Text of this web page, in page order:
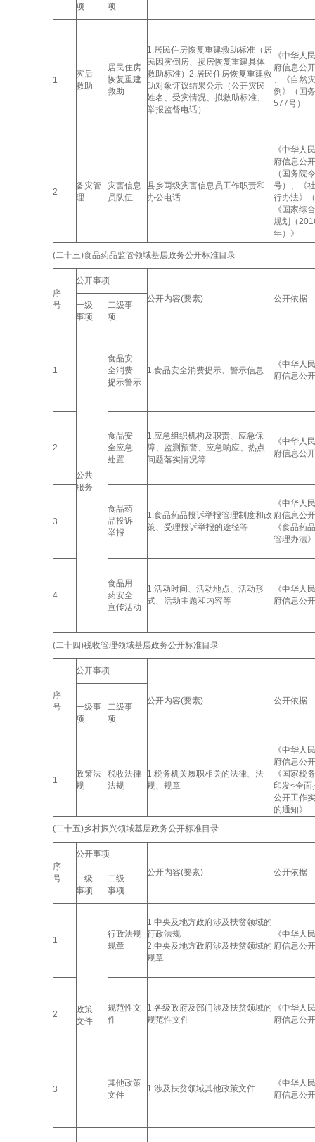
项
项
1
灾后
救助
居民住房
恢复重建
救助
1.居民住房恢复重建救助标准（居
民因灾倒房、损房恢复重建具体
救助标准）2.居民住房恢复重建救
助对象评议结果公示（公开灾民
姓名、受灾情况、拟救助标准、
举报监督电话）
《中华人
府信息公
、《自然
例》（国
577号）
2
备灾管
理
灾害信息
员队伍
县乡两级灾害信息员工作职责和
办公电话
《中华人
府信息公
（国务院
号）、《
行办法》
《国家综
规划（
年）》
(二十三)食品药品监管领域基层政务公开标准目录
序
号
公开事项
公开内容(要素)
公开依据
一级
事项
二级事
项
1
公共
服务
食品安
全消费
提示警示
1.食品安全消费提示、警示信息
《中华人
府信息公
2
食品安
全应急
处置
1.应急组织机构及职责、应急保
障、监测预警、应急响应、热点
问题落实情况等
《中华人
府信息公
3
食品药
品投诉
举报
1.食品药品投诉举报管理制度和政
策、受理投诉举报的途径等
《中华人
府信息公
《食品药
管理办法
4
食品用
药安全
宣传活动
1.活动时间、活动地点、活动形
式、活动主题和内容等
《中华人
府信息公
(二十四)税收管理领域基层政务公开标准目录
序
号
公开事项
公开内容(要素) 公开依据
一级事
项
二级事
项
1
政策法
规
税收法律
法规
1.税务机关履职相关的法律、法
规、规章
《中华人
府信息公
《国家税
印发<全面
公开工作
的通知》
(二十五)乡村振兴领域基层政务公开标准目录
序
号
公开事项
公开内容(要素)
公开依据
一级
事项
二级
事项
1
政策
文件
行政法规
规章
1.中央及地方政府涉及扶贫领域的
行政法规
2.中央及地方政府涉及扶贫领域的
规章
《中华人
府信息公
2
规范性文
件
1.各级政府及部门涉及扶贫领域的
规范性文件
《中华人
府信息公
3
其他政策
文件
1.涉及扶贫领域其他政策文件
《中华人
府信息公